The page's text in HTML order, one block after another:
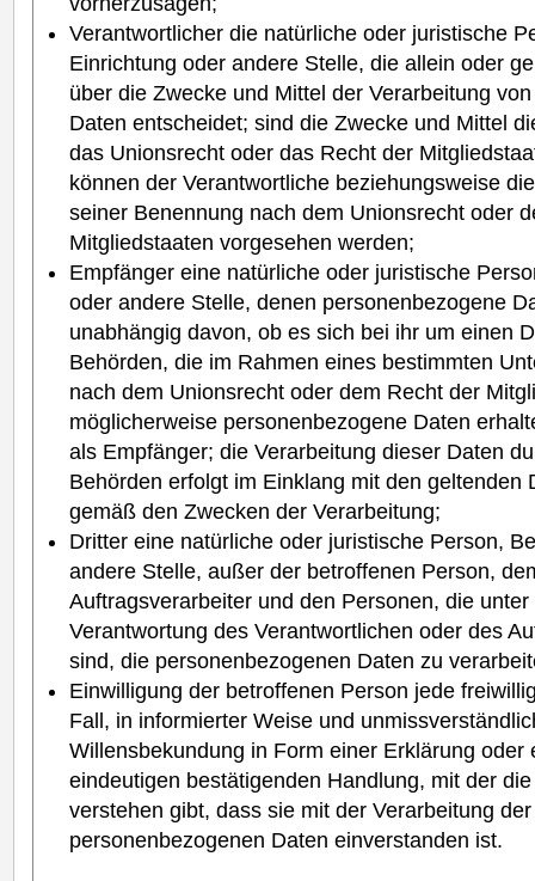
Verantwortlicher die natürliche oder juristische
Einrichtung oder andere Stelle, die allein oder
über die Zwecke und Mittel der Verarbeitung
Daten entscheidet; sind die Zwecke und Mittel
das Unionsrecht oder das Recht der
können der Verantwortliche beziehungsweise
seiner Benennung nach dem Unionsrecht oder
Mitgliedstaaten vorgesehen werden;
Empfänger eine natürliche oder juristische
oder andere Stelle, denen personenbezogene
unabhängig davon, ob es sich bei ihr um einen
Behörden, die im Rahmen eines bestimmten
nach dem Unionsrecht oder dem Recht der
möglicherweise personenbezogene Daten
als Empfänger; die Verarbeitung dieser Daten
Behörden erfolgt im Einklang mit den geltenden
gemäß den Zwecken der Verarbeitung;
Dritter eine natürliche oder juristische Person,
andere Stelle, außer der betroffenen Person,
Auftragsverarbeiter und den Personen, die
Verantwortung des Verantwortlichen oder des
sind, die personenbezogenen Daten zu
Einwilligung der betroffenen Person jede
Fall, in informierter Weise und
Willensbekundung in Form einer Erklärung oder
eindeutigen bestätigenden Handlung, mit der
verstehen gibt, dass sie mit der Verarbeitung
personenbezogenen Daten einverstanden ist.